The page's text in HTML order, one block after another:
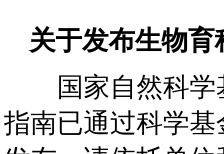
关于发布生物
国家自然科学
指南已通过科学基